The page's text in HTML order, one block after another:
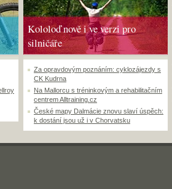
Kololoď nově i ve verzi pro
silničáře
Za opravdovým poznáním: cyklozájezdy s
CK Kudrna
Na Mallorcu s tréninkovým a rehabilitačním
centrem Alltraining.cz
České mapy Dalmácie znovu slaví úspěch:
k dostání jsou už i v Chorvatsku